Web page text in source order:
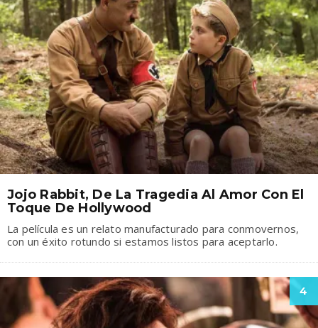
Jojo Rabbit, De La Tragedia Al Amor Con El
Toque De Hollywood
La película es un relato manufacturado para conmovernos,
con un éxito rotundo si estamos listos para aceptarlo.
4